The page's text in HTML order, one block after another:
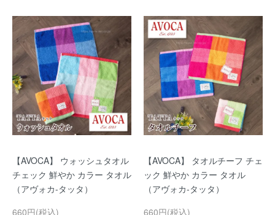
【AVOCA】 ウォッシュタオル
チェック 鮮やか カラー タオル
（アヴォカ-タッタ）
660円(税込)
【AVOCA】 タオルチーフ チェ
ック 鮮やか カラー タオル
（アヴォカ-タッタ）
660円(税込)